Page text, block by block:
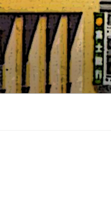
コ
ン
テ
ン
ツ
へ
ス
キ